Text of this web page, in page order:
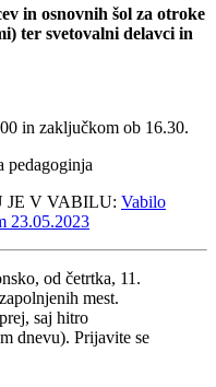
in osnovnih šol za otroke
ter svetovalni delavci in
in zaključkom ob 16.30.
pedagoginja
JE V VABILU: Vabilo
23.05.2023
od četrtka, 11.
mest.
saj hitro
dnevu). Prijavite se